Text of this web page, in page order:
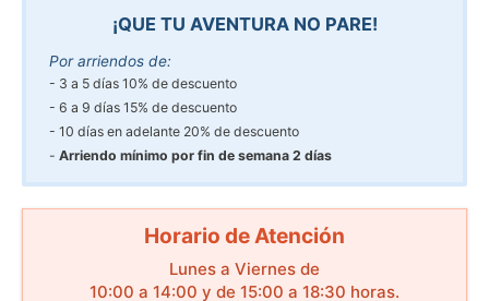
¡QUE TU AVENTURA NO PARE!
Por arriendos de:
3 a 5 días 10% de descuento
6 a 9 días 15% de descuento
10 días en adelante 20% de descuento
Arriendo mínimo por fin de semana 2 días
Horario de Atención
Lunes a Viernes de
10:00 a 14:00 y de 15:00 a 18:30 horas.